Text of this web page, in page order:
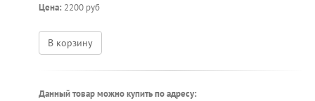
Цена: 2200 руб
В корзину
Данный товар можно купить по адресу: